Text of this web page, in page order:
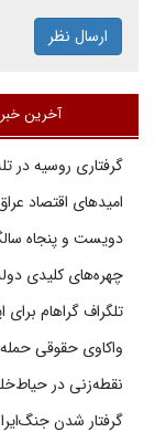
ارسال نظر
آخرین
گرفتاری روسیه در
امیدهای اقتصاد
دویست و پنجاه
چهره‌های کلیدی
تلگراف گراهام برای
واکاوی حقوقی حمله
نقطه‌زنی در
گرفتار شدن